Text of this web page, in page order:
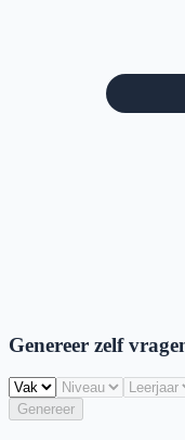
Genereer zelf
Genereer